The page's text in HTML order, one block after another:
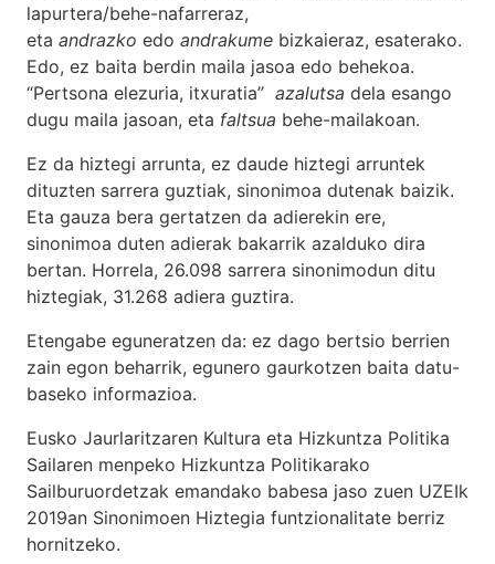
lapurtera/behe-nafarreraz,
eta andrazko edo andrakume bizkaieraz, esaterako.
Edo, ez baita berdin maila jasoa edo behekoa.
“Pertsona elezuria, itxuratia” azalutsa dela esango
dugu maila jasoan, eta faltsua behe-mailakoan.
Ez da hiztegi arrunta, ez daude hiztegi arruntek
dituzten sarrera guztiak, sinonimoa dutenak baizik.
Eta gauza bera gertatzen da adierekin ere,
sinonimoa duten adierak bakarrik azalduko dira
bertan. Horrela, 26.098 sarrera sinonimodun ditu
hiztegiak, 31.268 adiera guztira.
Etengabe eguneratzen da: ez dago bertsio berrien
zain egon beharrik, egunero gaurkotzen baita datu-
baseko informazioa.
Eusko Jaurlaritzaren Kultura eta Hizkuntza Politika
Sailaren menpeko Hizkuntza Politikarako
Sailburuordetzak emandako babesa jaso zuen UZEIk
2019an Sinonimoen Hiztegia funtzionalitate berriz
hornitzeko.